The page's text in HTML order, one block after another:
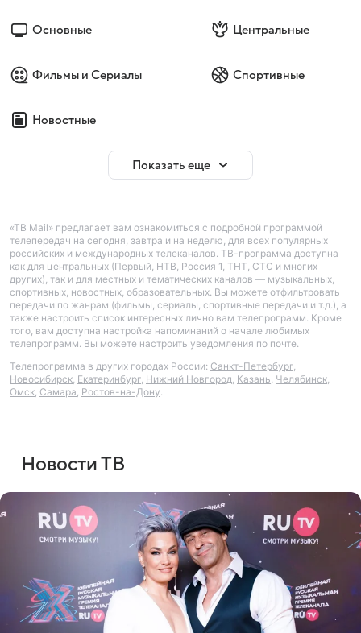
Основные Центральные
Фильмы и Сериалы Спортивные
Новостные
Показать еще
«ТВ Mail» предлагает вам ознакомиться с подробной программой
телепередач на сегодня, завтра и на неделю, для всех популярных
российских и международных телеканалов. ТВ-программа доступна
как для центральных (Первый, НТВ, Россия 1, ТНТ, СТС и многих
других), так и для местных и тематических каналов — музыкальных,
спортивных, новостных, образовательных. Вы можете отфильтровать
передачи по жанрам (фильмы, сериалы, спортивные передачи и т.д.), а
также настроить список интересных лично вам телепрограмм. Кроме
того, вам доступна настройка напоминаний о начале любимых
телепрограмм. Вы можете настроить уведомления по почте.
Телепрограмма в других городах России: Санкт-Петербург,
Новосибирск, Екатеринбург, Нижний Новгород, Казань, Челябинск,
Омск, Самара, Ростов-на-Дону.
Новости ТВ